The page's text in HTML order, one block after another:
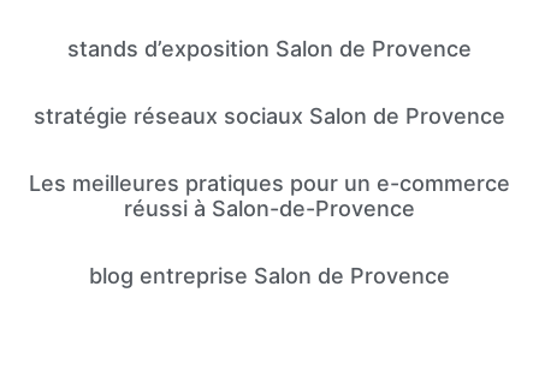
stands d’exposition Salon de Provence
stratégie réseaux sociaux Salon de Provence
Les meilleures pratiques pour un e-commerce
réussi à Salon-de-Provence
blog entreprise Salon de Provence